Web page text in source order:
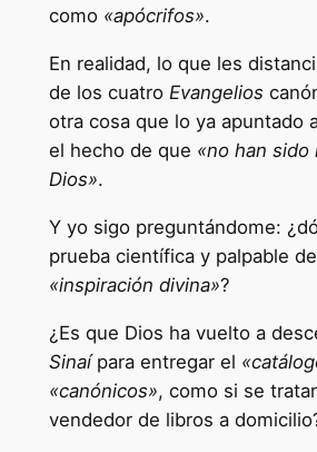
como «apócrifos».
En realidad, lo que les
de los cuatro Evangelios
otra cosa que lo ya apuntado
el hecho de que «no han sido
Dios».
Y yo sigo preguntándome:
prueba científica y palpable
«inspiración divina»?
¿Es que Dios ha vuelto a
Sinaípara entregar el
«canónicos», como si se
vendedor de libros a